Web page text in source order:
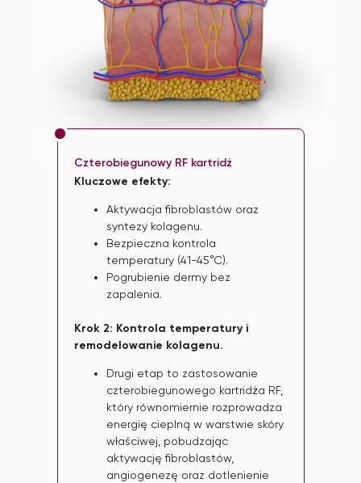
Czterobiegunowy RF kartridż
Kluczowe efekty:
Aktywacja fibroblastów oraz
syntezy kolagenu.
Bezpieczna kontrola
temperatury (41-45°C).
Pogrubienie dermy bez
zapalenia.
Krok 2: Kontrola temperatury i
remodelowanie kolagenu.
Drugi etap to zastosowanie
czterobiegunowego kartridża RF,
który równomiernie rozprowadza
energię cieplną w warstwie skóry
właściwej, pobudzając
aktywację fibroblastów,
angiogenezę oraz dotlenienie